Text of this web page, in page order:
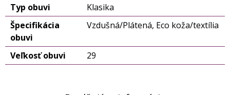
Typ obuvi
Klasika
Špecifikácia
obuvi
Vzdušná/Plátená, Eco koža/textília
Veľkosť obuvi 29